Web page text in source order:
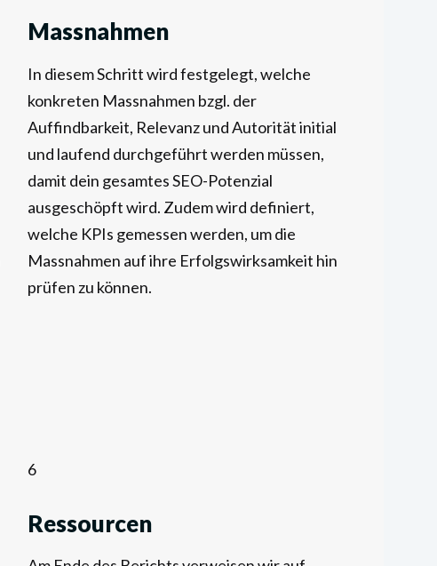
Massnahmen
In diesem Schritt wird festgelegt, welche
konkreten Massnahmen bzgl. der
Auffindbarkeit, Relevanz und Autorität initial
und laufend durchgeführt werden müssen,
damit dein gesamtes SEO-Potenzial
ausgeschöpft wird. Zudem wird definiert,
welche KPIs gemessen werden, um die
Massnahmen auf ihre Erfolgswirksamkeit hin
prüfen zu können.
6
Ressourcen